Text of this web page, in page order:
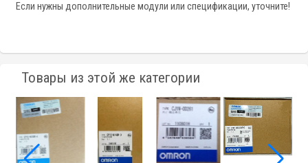
Если нужны дополнительные модули или спецификации, уточните!
Товары из этой же категории